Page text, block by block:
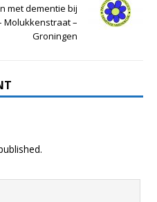
met dementie bij
Molukkenstraat –
Groningen